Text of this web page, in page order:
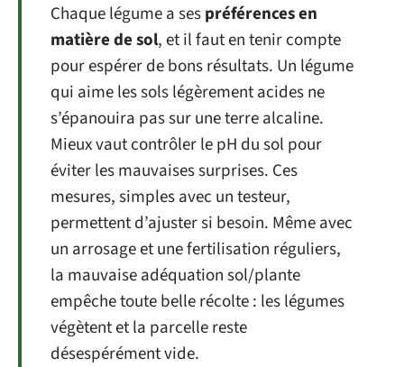
Chaque légume a sespréférences en
matière de sol, et il faut en tenir compte
pour espérer de bons résultats. Un légume
qui aime les sols légèrement acides ne
s’épanouira pas sur une terre alcaline.
Mieux vaut contrôler le pH du sol pour
éviter les mauvaises surprises. Ces
mesures, simples avec un testeur,
permettent d’ajuster si besoin. Même avec
un arrosage et une fertilisation réguliers,
la mauvaise adéquation sol/plante
empêche toute belle récolte : les légumes
végètent et la parcelle reste
désespérément vide.